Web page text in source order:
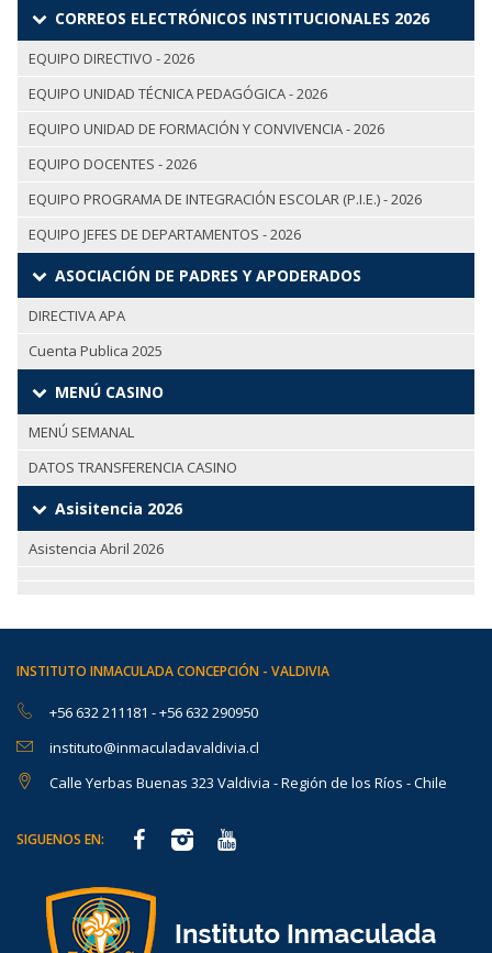
CORREOS ELECTRÓNICOS INSTITUCIONALES 2026
EQUIPO DIRECTIVO - 2026
EQUIPO UNIDAD TÉCNICA PEDAGÓGICA - 2026
EQUIPO UNIDAD DE FORMACIÓN Y CONVIVENCIA - 2026
EQUIPO DOCENTES - 2026
EQUIPO PROGRAMA DE INTEGRACIÓN ESCOLAR (P.I.E.) - 2026
EQUIPO JEFES DE DEPARTAMENTOS - 2026
ASOCIACIÓN DE PADRES Y APODERADOS
DIRECTIVA APA
Cuenta Publica 2025
MENÚ CASINO
MENÚ SEMANAL
DATOS TRANSFERENCIA CASINO
Asisitencia 2026
Asistencia Abril 2026
INSTITUTO INMACULADA CONCEPCIÓN - VALDIVIA
+56 632 211181 -+56 632 290950
instituto@inmaculadavaldivia.cl
Calle Yerbas Buenas 323 Valdivia - Región de los Ríos - Chile
SIGUENOS EN: